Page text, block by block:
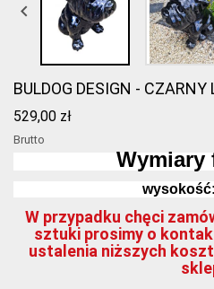

BULDOG DESIGN - CZARNY
529,00 zł
Brutto
Wymiary
wysokość:
W przypadku chęci
sztuki prosimy o
ustalenia niższych